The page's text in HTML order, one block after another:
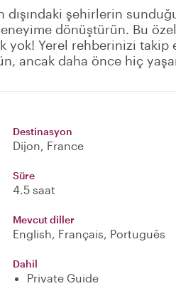
dışındaki şehirlerin
dönüştürün. Bu
yok! Yerel rehberinizi takip
ancak daha önce hiç
Destinasyon
Dijon, France
Süre
4.5 saat
Mevcut diller
English, Français, Português
Dahil
Private Guide